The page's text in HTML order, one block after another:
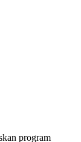
program